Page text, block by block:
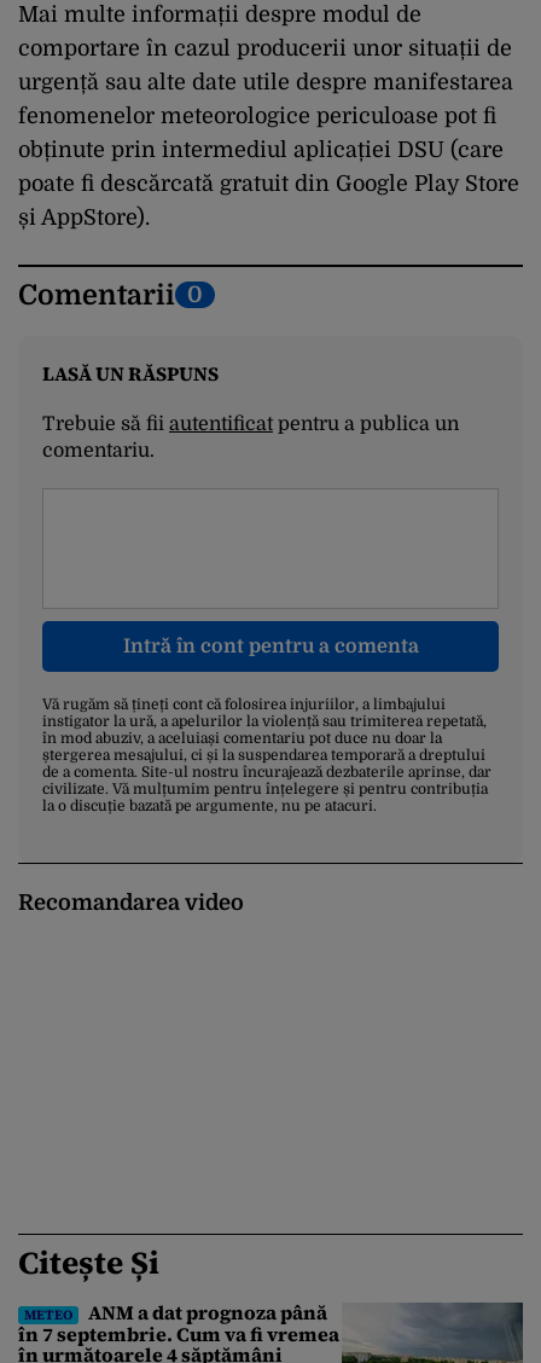
Mai multe informații despre modul de
comportare în cazul producerii unor situații de
urgență sau alte date utile despre manifestarea
fenomenelor meteorologice periculoase pot fi
obținute prin intermediul aplicației DSU (care
poate fi descărcată gratuit din Google Play Store
și AppStore).
Comentarii 0
LASĂ UN RĂSPUNS
Trebuie să fii autentificatpentru a publica un
comentariu.
Intră în cont pentru a comenta
Vă rugăm să țineți cont că folosirea injuriilor, a limbajului
instigator la ură, a apelurilor la violență sau trimiterea repetată,
în mod abuziv, a aceluiași comentariu pot duce nu doar la
ștergerea mesajului, ci și la suspendarea temporară a dreptului
de a comenta. Site-ul nostru încurajează dezbaterile aprinse, dar
civilizate. Vă mulțumim pentru înțelegere și pentru contribuția
la o discuție bazată pe argumente, nu pe atacuri.
Recomandarea video
Citește Și
METEO
ANM a dat prognoza până
în 7 septembrie. Cum va fi vremea
în următoarele 4 săptămâni